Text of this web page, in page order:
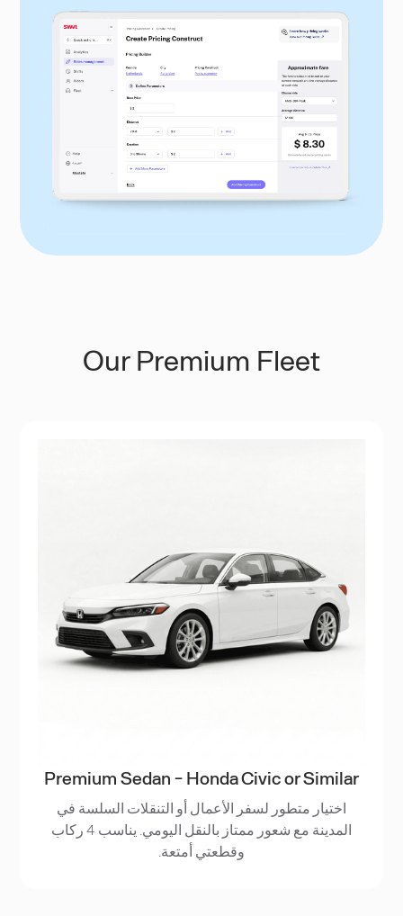
Our Premium Fleet
Premium Sedan - Honda Civic or Similar
اختيار متطور لسفر الأعمال أو التنقلات السلسة في
المدينة مع شعور ممتاز بالنقل اليومي. يناسب 4 ركاب
وقطعتي أمتعة.